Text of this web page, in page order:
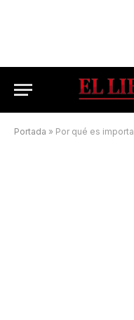
Portada » Por qué es